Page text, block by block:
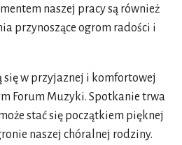
naszej pracy są również
przynoszące ogrom radości i
się w przyjaznej i komfortowej
Forum Muzyki. Spotkanie trwa
stać się początkiem pięknej
naszej chóralnej rodziny.